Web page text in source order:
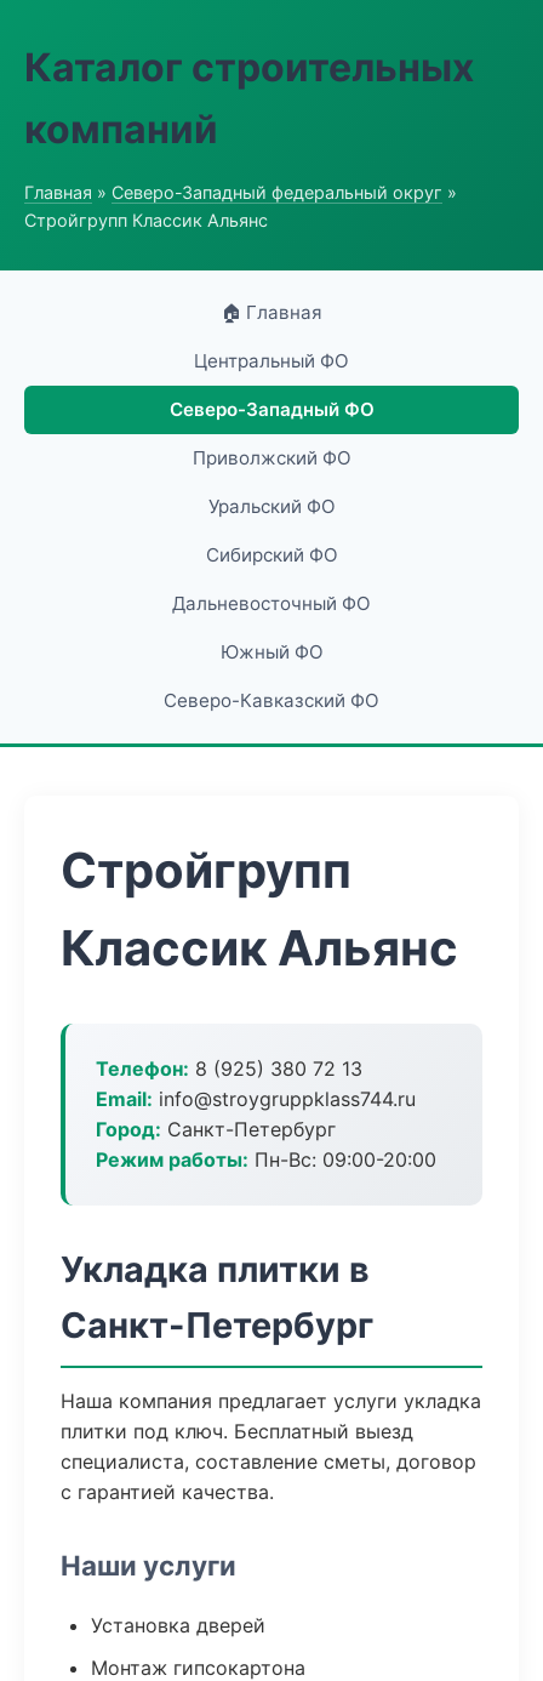
Каталог строительных
компаний
Главная » Северо-Западный федеральный округ »
Стройгрупп Классик Альянс
🏠 Главная
Центральный ФО
Северо-Западный ФО
Приволжский ФО
Уральский ФО
Сибирский ФО
Дальневосточный ФО
Южный ФО
Северо-Кавказский ФО
Стройгрупп
Классик Альянс
Телефон: 8 (925) 380 72 13
Email: info@stroygruppklass744.ru
Город: Санкт-Петербург
Режим работы: Пн-Вс: 09:00-20:00
Укладка плитки в
Санкт-Петербург
Наша компания предлагает услуги укладка
плитки под ключ. Бесплатный выезд
специалиста, составление сметы, договор
с гарантией качества.
Наши услуги
Установка дверей
Монтаж гипсокартона